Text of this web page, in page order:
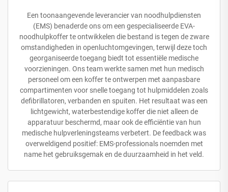
Een toonaangevende leverancier van noodhulpdiensten
(EMS) benaderde ons om een gespecialiseerde EVA-
noodhulpkoffer te ontwikkelen die bestand is tegen de zware
omstandigheden in openluchtomgevingen, terwijl deze toch
georganiseerde toegang biedt tot essentiële medische
voorzieningen. Ons team werkte samen met hun medisch
personeel om een koffer te ontwerpen met aanpasbare
compartimenten voor snelle toegang tot hulpmiddelen zoals
defibrillatoren, verbanden en spuiten. Het resultaat was een
lichtgewicht, waterbestendige koffer die niet alleen de
apparatuur beschermd, maar ook de efficiëntie van hun
medische hulpverleningsteams verbetert. De feedback was
overweldigend positief: EMS-professionals noemden met
name het gebruiksgemak en de duurzaamheid in het veld.